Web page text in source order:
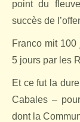
point du
succès de
Franco mit
5 jours par les
Et ce fut la
Cabales –
dont la